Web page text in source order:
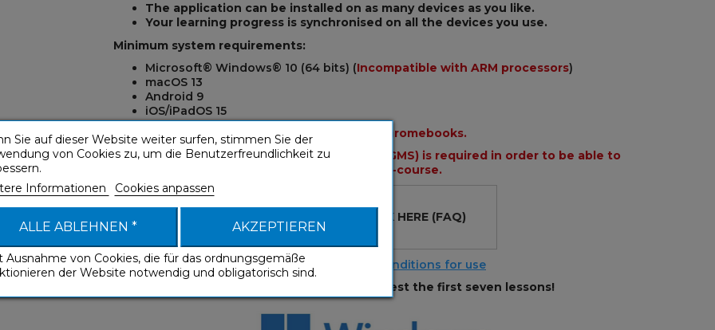
The application can be installed on as many devices as you like.
Your learning progress is synchronised on all the devices you use.
Minimum system requirements:
Microsoft® Windows® 10 (64 bits) (Incompatible with ARM processors)
macOS 13
Android 9
iOS/iPadOS 15
The application is not compatible with Chromebooks.
Warning ! Access to Google Mobile Services (GMS) is required in order to be able to
sign in and download the full version of the e-course.
CLICK HERE(FAQ)
General Terms and Conditions for use
Download the trial version and test the first seven lessons!
Sie auf dieser Website weiter surfen, stimmen Sie der
von Cookies zu, um die Benutzerfreundlichkeit zu
Informationen
Cookies anpassen
ALLE ABLEHNEN * AKZEPTIEREN
Ausnahme von Cookies, die für das ordnungsgemäße
der Website notwendig und obligatorisch sind.